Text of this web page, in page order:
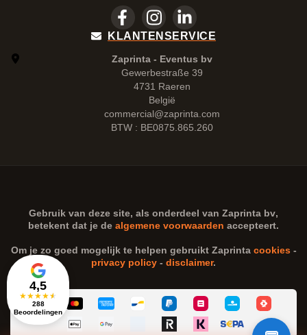
4,5
★★★★★
288
Beoordelingen
KLANTENSERVICE
Zaprinta - Eventus bv
Gewerbestraße 39
4731 Raeren
België
commercial@zaprinta.com
BTW : BE0875.865.260
Gebruik van deze site, als onderdeel van Zaprinta bv,
betekent dat je de algemene voorwaarden accepteert.
Om je zo goed mogelijk te helpen gebruikt Zaprinta cookies-
privacy policy - disclaimer.